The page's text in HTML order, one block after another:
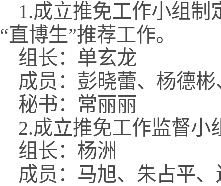
1.成立推免工作小组制
“直博生”推荐工作。
组长：单玄龙
成员：彭晓蕾、杨德
秘书：常丽丽
2.成立推免工作监督小
组长：杨洲
成员：马旭、朱占平